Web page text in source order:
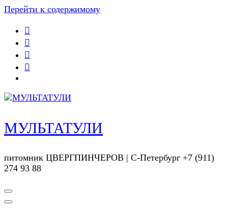
Перейти к содержимому
МУЛЬТАТУЛИ
питомник ЦВЕРГПИНЧЕРОВ | С-Петербург +7 (911)
274 93 88